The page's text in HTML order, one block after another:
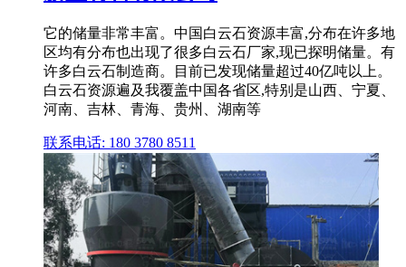
它的储量非常丰富。中国白云石资源丰富,分布在许多地
区均有分布也出现了很多白云石厂家,现已探明储量。有
许多白云石制造商。目前已发现储量超过40亿吨以上。
白云石资源遍及我覆盖中国各省区,特别是山西、宁夏、
河南、吉林、青海、贵州、湖南等
联系电话: 180 3780 8511